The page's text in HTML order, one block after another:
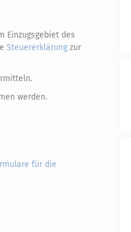
Einzugsgebiet des
Steuererklärung zur
werden.
für die